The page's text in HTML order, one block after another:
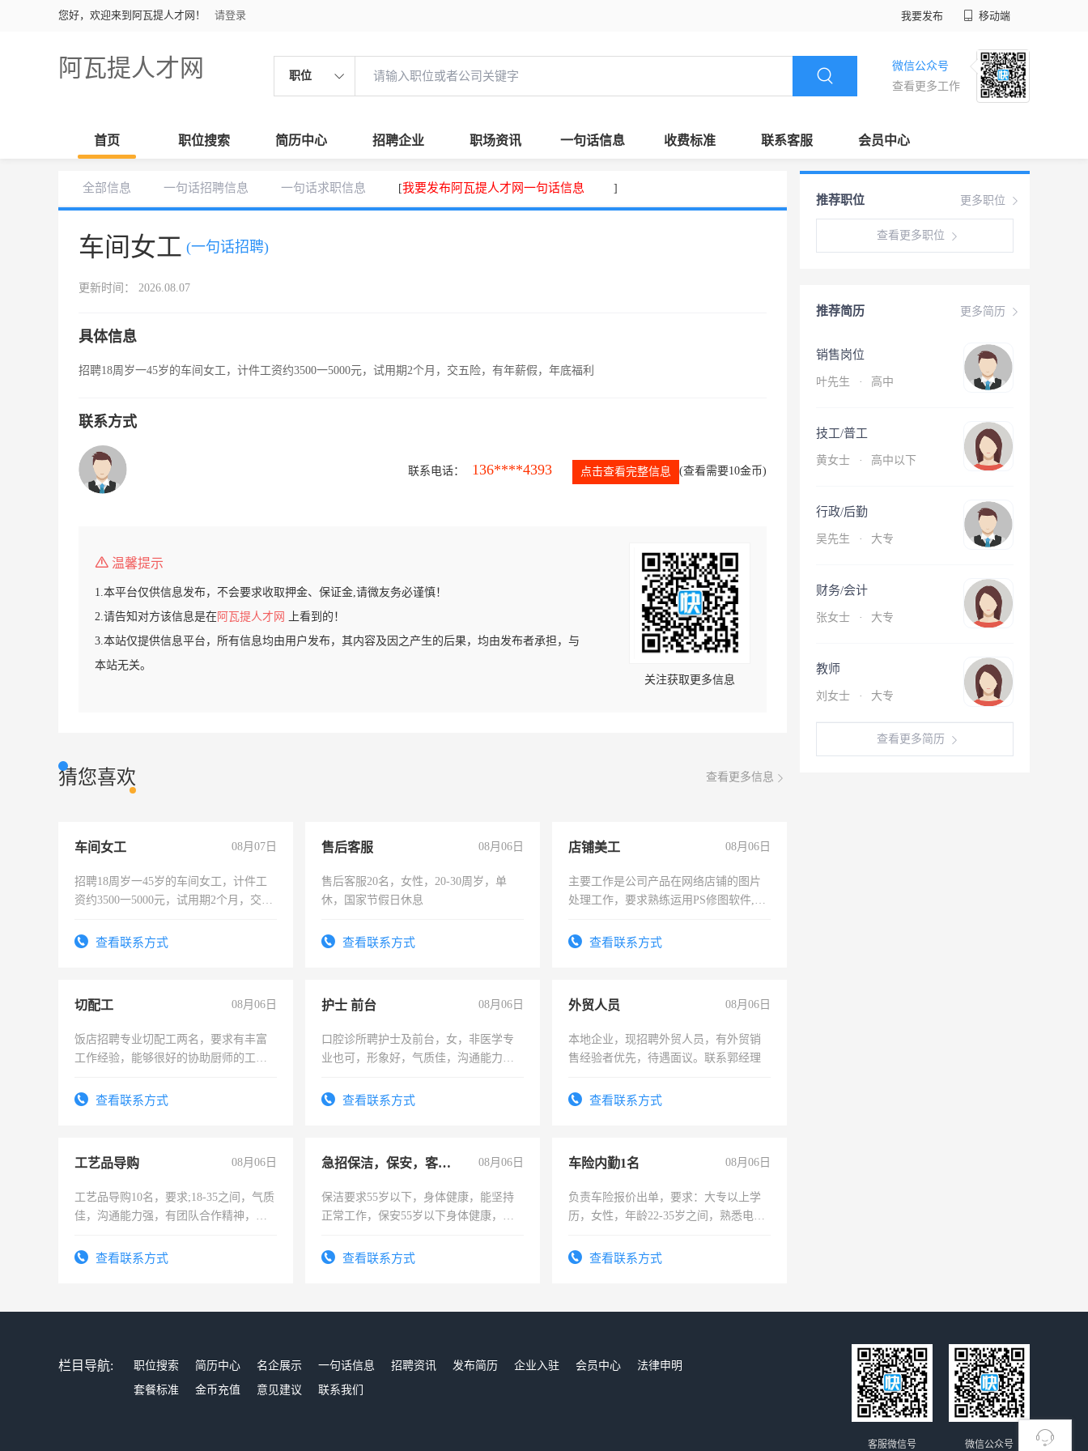
您好，欢迎来到阿瓦提人才网！ 请登录 我要发布 移动端
阿瓦提人才网 职位
微信公众号
查看更多工作
首页 职位搜索 简历中心 招聘企业 职场资讯 一句话信息 收费标准 联系客服 会员中心
全部信息 一句话招聘信息 一句话求职信息 [我要发布阿瓦提人才网一句话信息 ]
车间女工 (一句话招聘)
更新时间： 2026.08.07
具体信息
招聘18周岁一45岁的车间女工，计件工资约3500一5000元，试用期2个月，交五险，有年薪假，年底福利
联系方式
联系电话： 136****4393 点击查看完整信息 (查看需要10金币)
温馨提示
1.本平台仅供信息发布，不会要求收取押金、保证金,请微友务必谨慎！
2.请告知对方该信息是在阿瓦提人才网
上看到的！
3.本站仅提供信息平台，所有信息均由用户发布，其内容及因之产生的后果，均由发布者承担，与
本站无关。
关注获取更多信息
猜您喜欢 查看更多信息
车间女工 08月07日
招聘18周岁一45岁的车间女工，计件工
资约3500一5000元，试用期2个月，交五
查看联系方式
售后客服 08月06日
售后客服20名，女性，20-30周岁，单
休，国家节假日休息
查看联系方式
店铺美工 08月06日
主要工作是公司产品在网络店铺的图片
处理工作，要求熟练运用PS修图软件,工
查看联系方式
切配工 08月06日
饭店招聘专业切配工两名，要求有丰富
工作经验，能够很好的协助厨师的工
4500。查看联系方式
护士 前台 08月06日
口腔诊所聘护士及前台，女，非医学专
业也可，形象好，气质佳，沟通能力
查看联系方式
外贸人员 08月06日
本地企业，现招聘外贸人员，有外贸销
售经验者优先，待遇面议。联系郭经理
查看联系方式
工艺品导购 08月06日
工艺品导购10名，要求;18-35之间，气质
佳，沟通能力强，有团队合作精神，有
查看联系方式
急招保洁，保安，客服，工程 08月06日
保洁要求55岁以下，身体健康，能坚持
正常工作，保安55岁以下身体健康，有
录，客服要求45岁以下高中以上文化，
查看联系方式
车险内勤1名 08月06日
负责车险报价出单，要求：大专以上学
历，女性，年龄22-35岁之间，熟悉电脑
试用期1-3个月，转正后交纳五险，
查看联系方式
更多职位
推荐职位
查看更多职位
更多简历
推荐简历
销售岗位
叶先生 · 高中
技工/普工
黄女士 · 高中以下
行政/后勤
吴先生 · 大专
财务/会计
张女士 · 大专
教师
刘女士 · 大专
查看更多简历
栏目导航: 职位搜索 简历中心 名企展示 一句话信息 招聘资讯 发布简历 企业入驻 会员中心
法律申明
套餐标准
金币充值 意见建议 联系我们
微信公众号
客服微信号